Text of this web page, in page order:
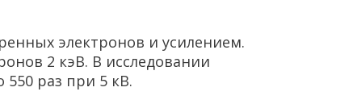
электронов и усилением.
2 кэВ. В исследовании
раз при 5 кВ.